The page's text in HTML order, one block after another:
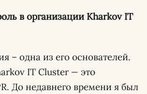
в организации Kharkov IT
– одна из его основателей.
IT Cluster — это
До недавнего времени я был